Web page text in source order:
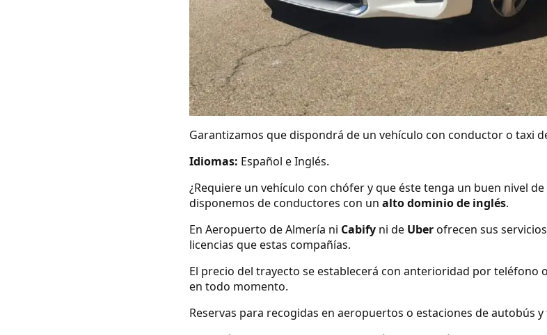
Garantizamos que dispondrá de un vehículo con conductor o taxi
Idiomas: Español e Inglés.
¿Requiere un vehículo con chófer y que éste tenga un buen nivel de
disponemos de conductores con un alto dominio de inglés.
En Aeropuerto de Almería ni Cabify ni de Uberofrecen sus
licencias que estas compañías.
El precio del trayecto se establecerá con anterioridad por teléfono
en todo momento.
Reservas para recogidas en aeropuertos o estaciones de autobús y